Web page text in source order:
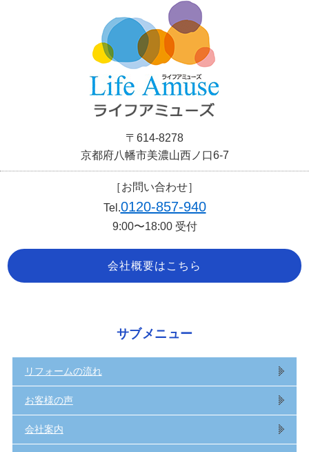
〒614-8278
京都府八幡市美濃山西ノ口6-7
［お問い合わせ］
Tel.0120-857-940
9:00〜18:00 受付
会社概要はこちら
サブメニュー
リフォームの流れ
お客様の声
会社案内